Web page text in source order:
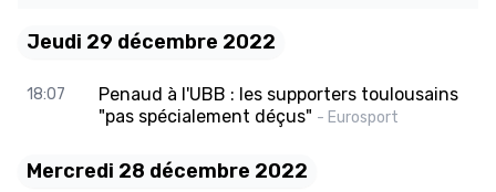
Jeudi 29 décembre 2022
18:07
Penaud à l'UBB : les supporters toulousains
"pas spécialement déçus" - Eurosport
Mercredi 28 décembre 2022